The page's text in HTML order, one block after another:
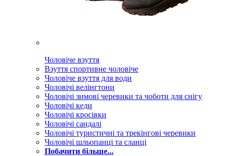
Чоловіче взуття
Взуття спортивне чоловіче
Чоловіче взуття для води
Чоловічі велінгтони
Чоловічі зимові черевики та чоботи для снігу
Чоловічі кеди
Чоловічі кросівки
Чоловічі сандалі
Чоловічі туристичні та трекінгові черевики
Чоловічі шльопанці та сланці
Побачити більше...